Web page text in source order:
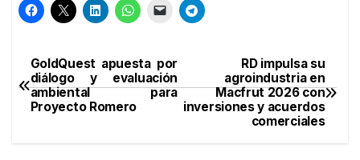
Navegación
de
RD impulsa su
agroindustria en
Macfrut 2026 con
inversiones y acuerdos
comerciales
GoldQuest apuesta por
diálogo y evaluación
ambiental para
Proyecto Romero